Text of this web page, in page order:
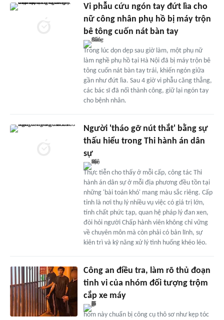
Vi phẫu cứu ngón tay đứt lìa cho
nữ công nhân phụ hồ bị máy trộn
bê tông cuốn nát bàn tay
Trong lúc dọn dẹp sau giờ làm, một phụ nữ
làm nghề phụ hồ tại Hà Nội đã bị máy trộn bê
tông cuốn nát bàn tay trái, khiến ngón giữa
gần như đứt lìa. Sau 4 giờ vi phẫu căng thẳng,
các bác sĩ đã nối thành công, giữ lại ngón tay
cho bệnh nhân.
Người 'tháo gỡ nút thắt' bằng sự
thấu hiểu trong Thi hành án dân
sự
Thực tiễn cho thấy ở mỗi cấp, công tác Thi
hành án dân sự ở mỗi địa phương đều tồn tại
những 'bài toán khó' mang màu sắc riêng. Cấp
tỉnh là nơi thụ lý nhiều vụ việc có giá trị lớn,
tính chất phức tạp, quan hệ pháp lý đan xen,
đòi hỏi người Chấp hành viên không chỉ vững
về chuyên môn mà còn phải có bản lĩnh, sự
kiên trì và kỹ năng xử lý tình huống khéo léo.
Công an điều tra, làm rõ thủ đoạn
tinh vi của nhóm đối tượng trộm
cắp xe máy
hóm này chuẩn bị công cụ thô sơ như kẹp tóc